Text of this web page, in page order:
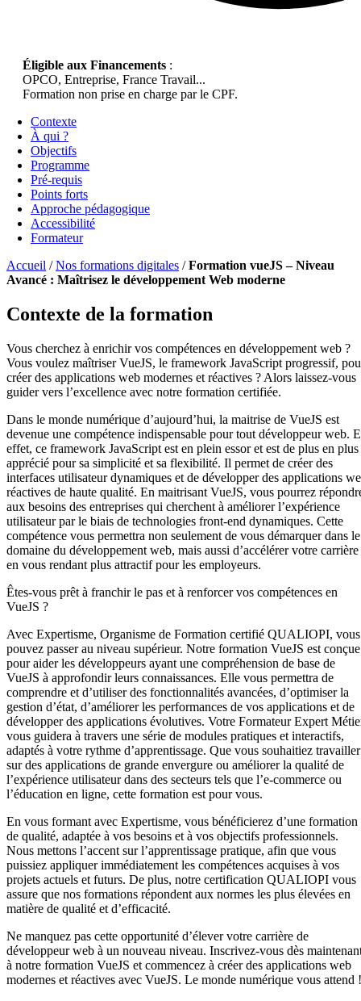
Éligible aux Financements :
OPCO, Entreprise, France Travail...
Formation non prise en charge par le CPF.
Contexte
À qui ?
Objectifs
Programme
Pré-requis
Points forts
Approche pédagogique
Accessibilité
Formateur
Accueil /Nos formations digitales /Formation vueJS – Niveau
Avancé : Maîtrisez le développement Web moderne
Contexte de la formation
Vous cherchez à enrichir vos compétences en développement web ?
Vous voulez maîtriser VueJS, le framework JavaScript progressif,
créer des applications web modernes et réactives ? Alors laissez-vous
guider vers l’excellence avec notre formation certifiée.
Dans le monde numérique d’aujourd’hui, la maitrise de VueJS est
devenue une compétence indispensable pour tout développeur web.
effet, ce framework JavaScript est en plein essor et est de plus en plus
apprécié pour sa simplicité et sa flexibilité. Il permet de créer des
interfaces utilisateur dynamiques et de développer des applications
réactives de haute qualité. En maitrisant VueJS, vous pourrez
aux besoins des entreprises qui cherchent à améliorer l’expérience
utilisateur par le biais de technologies front-end dynamiques. Cette
compétence vous permettra non seulement de vous démarquer dans le
domaine du développement web, mais aussi d’accélérer votre carrière
en vous rendant plus attractif pour les employeurs.
Êtes-vous prêt à franchir le pas et à renforcer vos compétences en
VueJS ?
Avec Expertisme, Organisme de Formation certifié QUALIOPI, vous
pouvez passer au niveau supérieur. Notre formation VueJS est conçue
pour aider les développeurs ayant une compréhension de base de
VueJS à approfondir leurs connaissances. Elle vous permettra de
comprendre et d’utiliser des fonctionnalités avancées, d’optimiser la
gestion d’état, d’améliorer les performances de vos applications et de
développer des applications évolutives. Votre Formateur Expert
vous guidera à travers une série de modules pratiques et interactifs,
adaptés à votre rythme d’apprentissage. Que vous souhaitiez travailler
sur des applications de grande envergure ou améliorer la qualité de
l’expérience utilisateur dans des secteurs tels que l’e-commerce ou
l’éducation en ligne, cette formation est pour vous.
En vous formant avec Expertisme, vous bénéficierez d’une formation
de qualité, adaptée à vos besoins et à vos objectifs professionnels.
Nous mettons l’accent sur l’apprentissage pratique, afin que vous
puissiez appliquer immédiatement les compétences acquises à vos
projets actuels et futurs. De plus, notre certification QUALIOPI vous
assure que nos formations répondent aux normes les plus élevées en
matière de qualité et d’efficacité.
Ne manquez pas cette opportunité d’élever votre carrière de
développeur web à un nouveau niveau. Inscrivez-vous dès
à notre formation VueJS et commencez à créer des applications web
modernes et réactives avec VueJS. Le monde numérique vous attend !